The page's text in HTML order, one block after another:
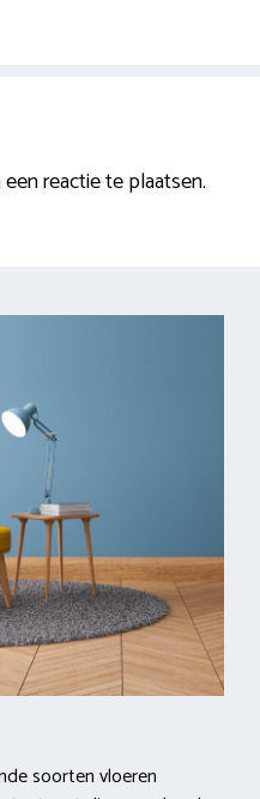
reactie te plaatsen.
soorten vloeren